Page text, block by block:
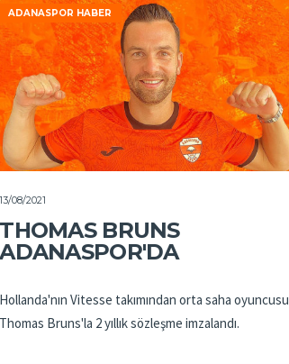
ADANASPOR HABER
13/08/2021
THOMAS BRUNS
ADANASPOR'DA
Hollanda'nın Vitesse takımından orta saha oyuncusu
Thomas Bruns'la 2 yıllık sözleşme imzalandı.